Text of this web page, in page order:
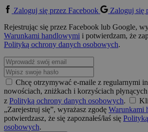
Zaloguj się przez Facebook
Zaloguj się
Rejestrując się przez Facebook lub Google,
Warunkami handlowymi i potwierdzam, że
Polityką ochrony danych osobowych.
Chcę otrzymywać e-maile z regularnymi
nowościach, zniżkach i korzyściach
z Polityką ochrony danych osobowych.
„Zarejestruj się”, wyrażasz zgodę Warunkami
potwierdzasz, że się zapoznałeś/łaś się
osobowych.